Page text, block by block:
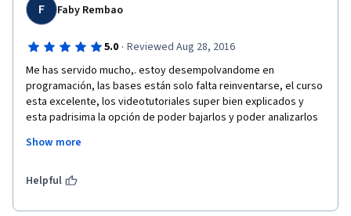
F Faby Rembao
5.0 · Reviewed Aug 28, 2016
Me has servido mucho,. estoy desempolvandome en
programación, las bases están solo falta reinventarse, el curso
esta excelente, los videotutoriales super bien explicados y
esta padrisima la opción de poder bajarlos y poder analizarlos
felicitaciones y ojala sigan poniendo a nuestro alcance mas
Show more
Helpful